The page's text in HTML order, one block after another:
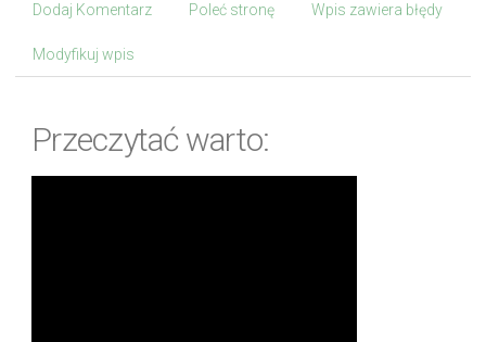
Dodaj Komentarz Poleć stronę Wpis zawiera błędy
Modyfikuj wpis
Przeczytać warto: